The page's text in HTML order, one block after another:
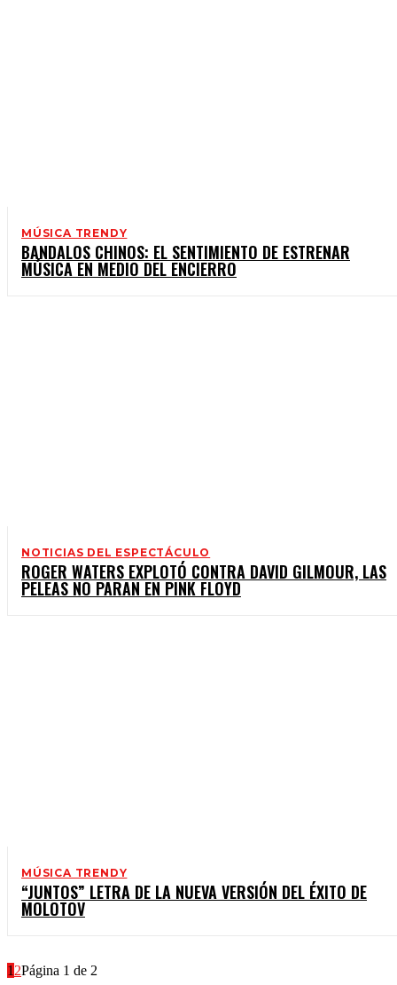
MÚSICA TRENDY
BANDALOS CHINOS: EL SENTIMIENTO DE ESTRENAR
MÚSICA EN MEDIO DEL ENCIERRO
NOTICIAS DEL ESPECTÁCULO
ROGER WATERS EXPLOTÓ CONTRA DAVID GILMOUR, LAS
PELEAS NO PARAN EN PINK FLOYD
MÚSICA TRENDY
“JUNTOS” LETRA DE LA NUEVA VERSIÓN DEL ÉXITO DE
MOLOTOV
1 2Página 1 de 2